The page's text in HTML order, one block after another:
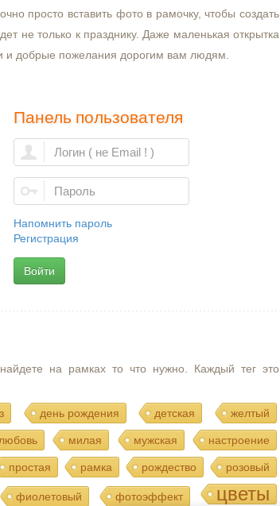
просто вставить фото в рамочку, чтобы создать
не только к празднику. Даже маленькая открытка
и добрые пожелания дорогим вам людям.
Панель пользователя
Напомнить пароль
Регистрация
Войти
на рамках то что нужно. Каждый тег это
день рождения детская желтый
любовь милая мужская настроение
простая рамка рождество розовый
фиолетовый фотоэффект цветы